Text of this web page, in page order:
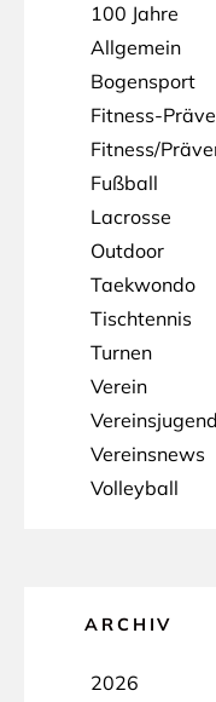
100 Jahre
Allgemein
Bogensport
Fitness-
Fitness/
Fußball
Lacrosse
Outdoor
Taekwondo
Tischtennis
Turnen
Verein
Vereinsjugend
Vereinsnews
Volleyball
ARCHIV
2026